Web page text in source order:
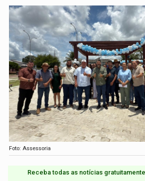
Foto: Assessoria
Receba todas as notícias